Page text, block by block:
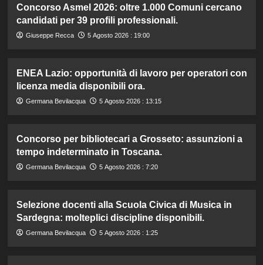
Concorso Asmel 2026: oltre 1.000 Comuni cercano
candidati per 39 profili professionali.
Giuseppe Recca 5 Agosto 2026 : 19:00
ENEA Lazio: opportunità di lavoro per operatori con
licenza media disponibili ora.
Germana Bevilacqua 5 Agosto 2026 : 13:15
Concorso per bibliotecari a Grosseto: assunzioni a
tempo indeterminato in Toscana.
Germana Bevilacqua 5 Agosto 2026 : 7:20
Selezione docenti alla Scuola Civica di Musica in
Sardegna: molteplici discipline disponibili.
Germana Bevilacqua 5 Agosto 2026 : 1:25